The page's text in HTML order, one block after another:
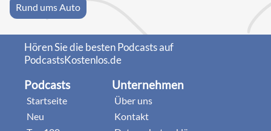
Rund ums Auto
Hören Sie die besten Podcasts auf
PodcastsKostenlos.de
Podcasts
Startseite
Neu
Unternehmen
Über uns
Kontakt